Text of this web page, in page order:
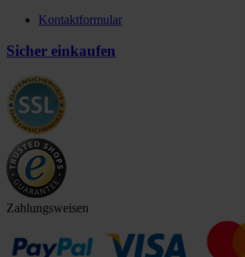
Kontaktformular
Sicher einkaufen
Zahlungsweisen